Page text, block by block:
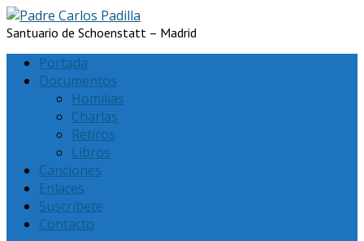
Santuario de Schoenstatt – Madrid
Portada
Documentos
Homilias
Charlas
Retiros
Libros
Canciones
Enlaces
Suscríbete
Contacto